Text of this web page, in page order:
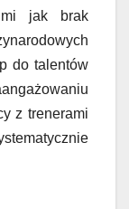
jak brak
do talentów
z trenerami